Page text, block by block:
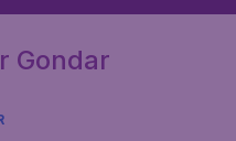
Gondar